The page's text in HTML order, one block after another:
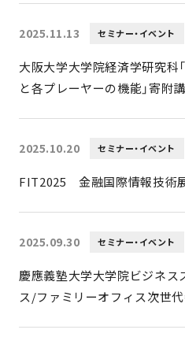
2025.11.13 セミナー・イベント
大阪大学大学院経済学研究科
と各プレーヤーの機能」寄附
2025.10.20 セミナー・イベント
FIT2025 金融国際情報技術
2025.09.30 セミナー・イベント
慶應義塾大学大学院ビジネス
ス/ファミリーオフィス次世